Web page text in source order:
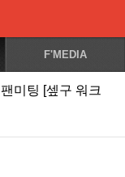
F'MEDIA
미팅 [셒구 워크